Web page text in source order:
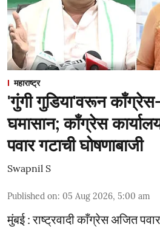
महाराष्ट्र
'गुंगी गुडिया'वरून काँग्रेस-
घमासान; काँग्रेस
पवार गटाची घोषणाबाजी
Swapnil S
Published on: 05 Aug 2026, 5:00 am
मुंबई : राष्ट्रवादी काँग्रेस अजित पवार